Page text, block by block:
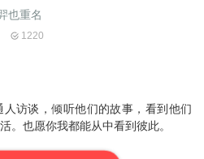
也重名
1220
访谈，倾听他们的故事，看到他们
。也愿你我都能从中看到彼此。